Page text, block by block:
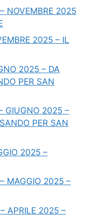
NOVEMBRE 2025
2025 – IL
2025 – DA
PER SAN
GIUGNO 2025 –
PER SAN
2025 –
MAGGIO 2025 –
APRILE 2025 –